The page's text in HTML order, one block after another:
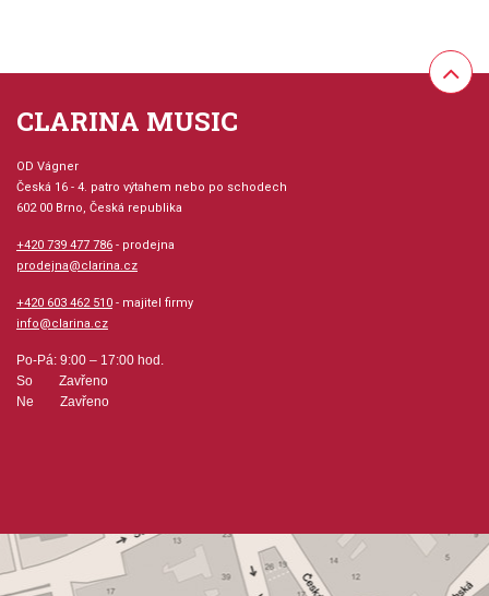
CLARINA MUSIC
OD Vágner
Česká 16 - 4. patro výtahem nebo po schodech
602 00 Brno, Česká republika
+420 739 477 786 - prodejna
prodejna@clarina.cz
+420 603 462 510 - majitel firmy
info@clarina.cz
Po-Pá: 9:00 – 17:00 hod.
So Zavřeno
Ne Zavřeno